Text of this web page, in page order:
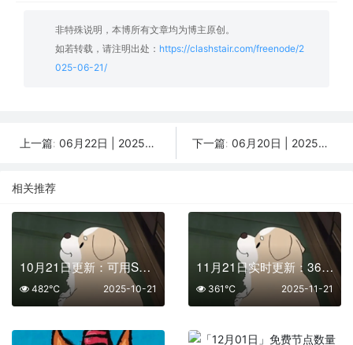
非特殊说明，本博所有文章均为博主原创。
如若转载，请注明出处： https://clashstair.com/freenode/2
025-06-21/
上一篇: 06月22日 | 2025年分享最新43个免费节点,SSR/V2ray/Shadowrocket/Clash订阅链接 下一篇: 06月20日 | 2025年分享最新25个免费节点,SSR/V2ray/Shadowrocket/Clash订阅链接
相关推荐
10月21日更新：可用SSR/V2Ray/Clash免费节点全集（50条）
2025-10-21
482℃
11月21日实时更新：36条可用SSR/V2Ray/Clash节点
2025-11-21
361℃